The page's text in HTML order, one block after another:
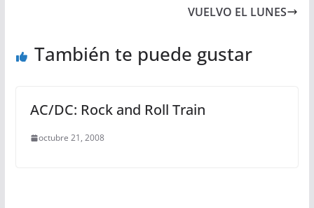
VUELVO EL LUNES
También te puede gustar
AC/DC: Rock and Roll Train
octubre 21, 2008